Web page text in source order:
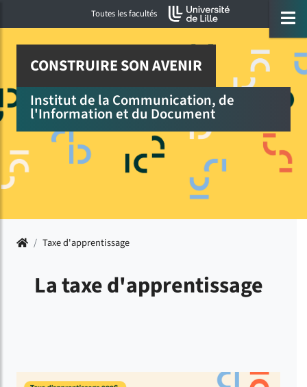
Accéder au menu principal
Accéder à la recherche
Accéder au pied de pageToutes les facultés
CONSTRUIRE SON AVENIR
Institut de la Communication, de
l'Information et du Document
Accueil
/ Taxe d'apprentissage
La taxe d'apprentissage